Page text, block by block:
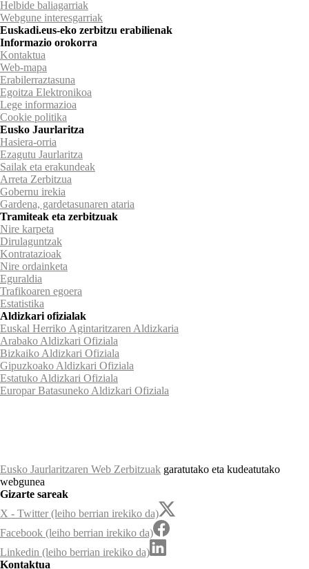
Helbide baliagarriak
Webgune interesgarriak
Euskadi.eus-eko zerbitzu erabilienak
Informazio orokorra
Kontaktua
Web-mapa
Erabilerraztasuna
Egoitza Elektronikoa
Lege informazioa
Cookie politika
Eusko Jaurlaritza
Hasiera-orria
Ezagutu Jaurlaritza
Sailak eta erakundeak
Arreta Zerbitzua
Gobernu irekia
Gardena, gardetasunaren ataria
Tramiteak eta zerbitzuak
Nire karpeta
Dirulaguntzak
Kontratazioak
Nire ordainketa
Eguraldia
Trafikoaren egoera
Estatistika
Aldizkari ofizialak
Euskal Herriko Agintaritzaren Aldizkaria
Arabako Aldizkari Ofiziala
Bizkaiko Aldizkari Ofiziala
Gipuzkoako Aldizkari Ofiziala
Estatuko Aldizkari Ofiziala
Europar Batasuneko Aldizkari Ofiziala
Eusko Jaurlaritzaren Web Zerbitzuak garatutako eta kudeatutako
webgunea
Gizarte sareak
X - Twitter (leiho berrian irekiko da)
Facebook (leiho berrian irekiko da)
Linkedin (leiho berrian irekiko da)
Kontaktua